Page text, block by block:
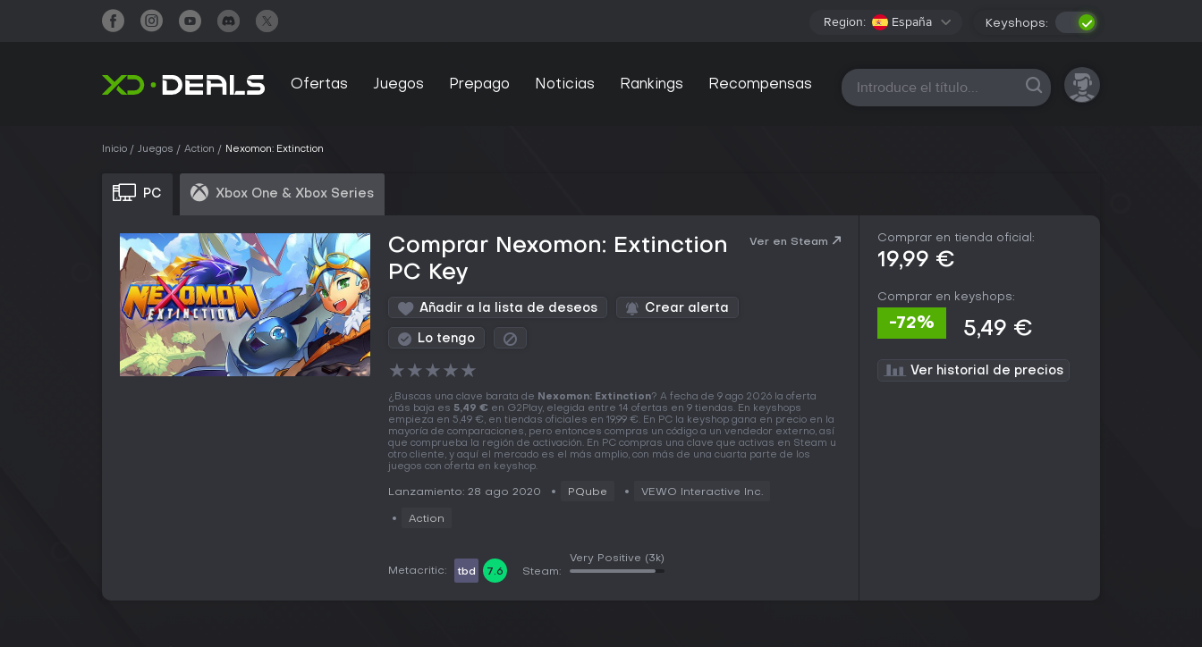
Region: España Keyshops:
Ofertas Juegos Prepago Noticias Rankings Recompensas Todas las plataformas
Inicio Juegos Action Nexomon: Extinction
PC Xbox One & Xbox Series
Comprar Nexomon: Extinction
PC Key
Ver en Steam
Añadir a la lista de deseos Crear alerta
Lo tengo
★★★★★
¿Buscas una clave barata de Nexomon: Extinction? A fecha de 9 ago 2026 la oferta
más baja es 5,49 € en G2Play, elegida entre 14 ofertas en 9 tiendas. En keyshops
empieza en 5,49 €, en tiendas oficiales en 19,99 €. En PC la keyshop gana en precio en la
mayoría de comparaciones, pero entonces compras un código a un vendedor externo, así
que comprueba la región de activación. En PC compras una clave que activas en Steam u
otro cliente, y aquí el mercado es el más amplio, con más de una cuarta parte de los
juegos con oferta en keyshop.
Lanzamiento: 28 ago 2020 PQube VEWO Interactive Inc.
Action
Metacritic: tbd 7.6 Steam:
Very Positive (3k)
Comprar en tienda oficial:
19,99 €
Comprar en keyshops:
-72% 5,49 €
Ver historial de precios